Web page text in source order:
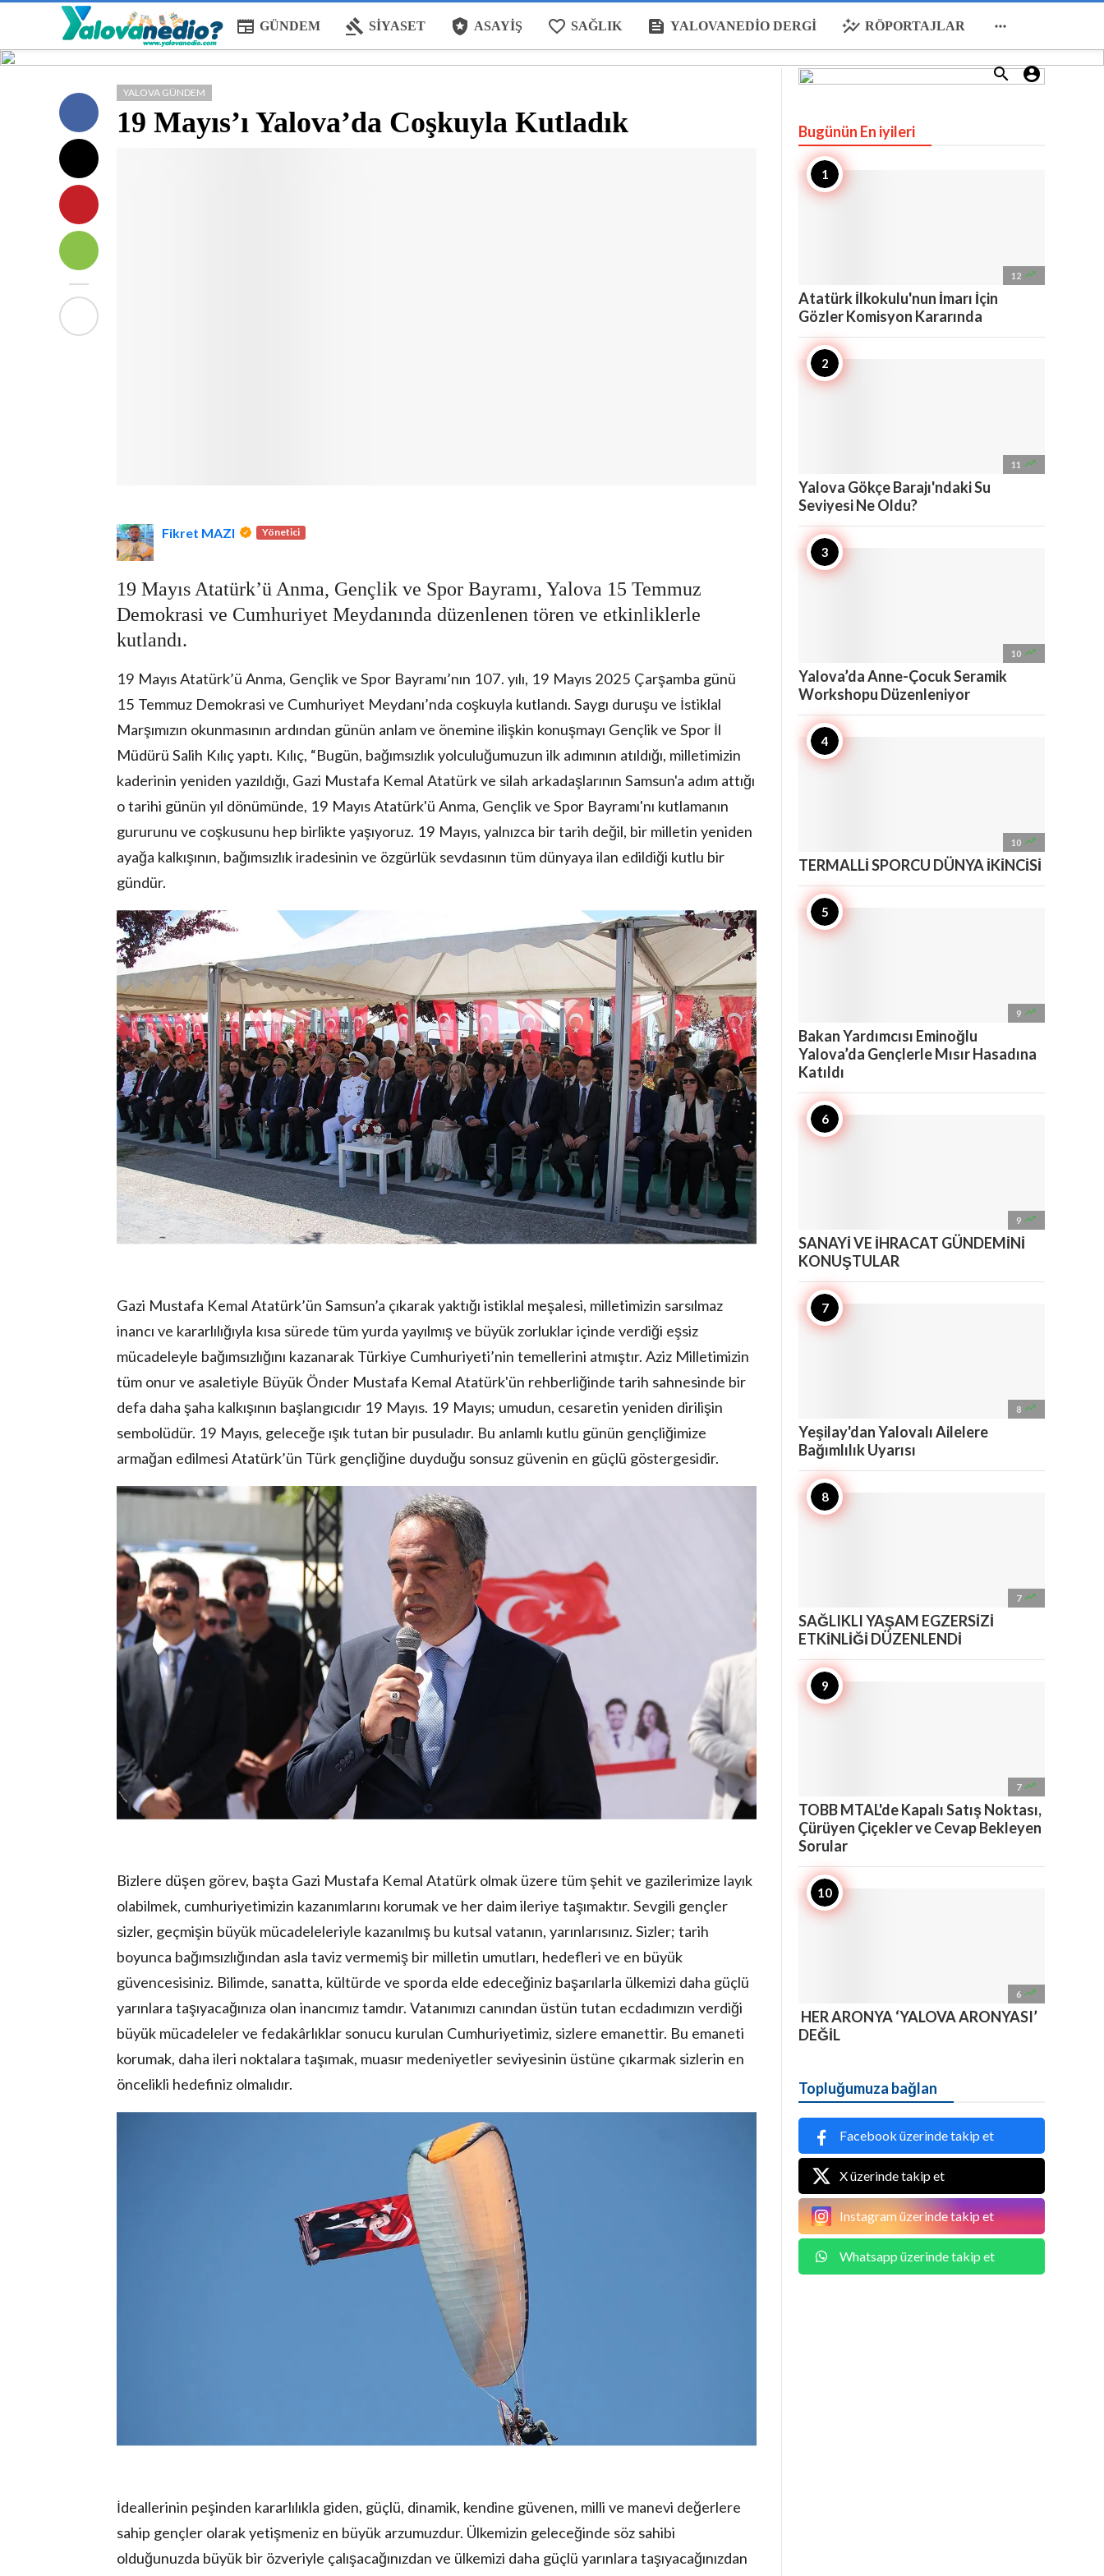
newspaper GÜNDEM gavel SIYASET local_police ASAYIŞ favorite_border SAĞLIK feed YALOVANEDIO DERGI auto_graph RÖPORTAJLAR 
 
YALOVA GÜNDEM
19 Mayıs’ı Yalova’da Coşkuyla Kutladık
Fikret MAZI Yönetici
19 Mayıs Atatürk’ü Anma, Gençlik ve Spor Bayramı, Yalova 15 Temmuz
Demokrasi ve Cumhuriyet Meydanında düzenlenen tören ve etkinliklerle
kutlandı.
19 Mayıs Atatürk’ü Anma, Gençlik ve Spor Bayramı’nın 107. yılı, 19 Mayıs 2025 Çarşamba günü
15 Temmuz Demokrasi ve Cumhuriyet Meydanı’nda coşkuyla kutlandı. Saygı duruşu ve İstiklal
Marşımızın okunmasının ardından günün anlam ve önemine ilişkin konuşmayı Gençlik ve Spor İl
Müdürü Salih Kılıç yaptı. Kılıç, “Bugün, bağımsızlık yolculuğumuzun ilk adımının atıldığı, milletimizin
kaderinin yeniden yazıldığı, Gazi Mustafa Kemal Atatürk ve silah arkadaşlarının Samsun'a adım attığı
o tarihi günün yıl dönümünde, 19 Mayıs Atatürk'ü Anma, Gençlik ve Spor Bayramı'nı kutlamanın
gururunu ve coşkusunu hep birlikte yaşıyoruz. 19 Mayıs, yalnızca bir tarih değil, bir milletin yeniden
ayağa kalkışının, bağımsızlık iradesinin ve özgürlük sevdasının tüm dünyaya ilan edildiği kutlu bir
gündür.
Gazi Mustafa Kemal Atatürk’ün Samsun’a çıkarak yaktığı istiklal meşalesi, milletimizin sarsılmaz
inancı ve kararlılığıyla kısa sürede tüm yurda yayılmış ve büyük zorluklar içinde verdiği eşsiz
mücadeleyle bağımsızlığını kazanarak Türkiye Cumhuriyeti’nin temellerini atmıştır. Aziz Milletimizin
tüm onur ve asaletiyle Büyük Önder Mustafa Kemal Atatürk'ün rehberliğinde tarih sahnesinde bir
defa daha şaha kalkışının başlangıcıdır 19 Mayıs. 19 Mayıs; umudun, cesaretin yeniden dirilişin
sembolüdür. 19 Mayıs, geleceğe ışık tutan bir pusuladır. Bu anlamlı kutlu günün gençliğimize
armağan edilmesi Atatürk’ün Türk gençliğine duyduğu sonsuz güvenin en güçlü göstergesidir.
Bizlere düşen görev, başta Gazi Mustafa Kemal Atatürk olmak üzere tüm şehit ve gazilerimize layık
olabilmek, cumhuriyetimizin kazanımlarını korumak ve her daim ileriye taşımaktır. Sevgili gençler
sizler, geçmişin büyük mücadeleleriyle kazanılmış bu kutsal vatanın, yarınlarısınız. Sizler; tarih
boyunca bağımsızlığından asla taviz vermemiş bir milletin umutları, hedefleri ve en büyük
güvencesisiniz. Bilimde, sanatta, kültürde ve sporda elde edeceğiniz başarılarla ülkemizi daha güçlü
yarınlara taşıyacağınıza olan inancımız tamdır. Vatanımızı canından üstün tutan ecdadımızın verdiği
büyük mücadeleler ve fedakârlıklar sonucu kurulan Cumhuriyetimiz, sizlere emanettir. Bu emaneti
korumak, daha ileri noktalara taşımak, muasır medeniyetler seviyesinin üstüne çıkarmak sizlerin en
öncelikli hedefiniz olmalıdır.
İdeallerinin peşinden kararlılıkla giden, güçlü, dinamik, kendine güvenen, milli ve manevi değerlere
sahip gençler olarak yetişmeniz en büyük arzumuzdur. Ülkemizin geleceğinde söz sahibi
olduğunuzda büyük bir özveriyle çalışacağınızdan ve ülkemizi daha güçlü yarınlara taşıyacağınızdan
Bugünün En iyileri
12 
Atatürk İlkokulu'nun İmarı İçin
Gözler Komisyon Kararında
11 
Yalova Gökçe Barajı'ndaki Su
Seviyesi Ne Oldu?
10 
Yalova’da Anne-Çocuk Seramik
Workshopu Düzenleniyor
10 
TERMALLİ SPORCU DÜNYA İKİNCİSİ
9 
Bakan Yardımcısı Eminoğlu
Yalova’da Gençlerle Mısır Hasadına
Katıldı
9 
SANAYİ VE İHRACAT GÜNDEMİNİ
KONUŞTULAR
8 
Yeşilay'dan Yalovalı Ailelere
Bağımlılık Uyarısı
7 
SAĞLIKLI YAŞAM EGZERSİZİ
ETKİNLİĞİ DÜZENLENDİ
7 
TOBB MTAL'de Kapalı Satış Noktası,
Çürüyen Çiçekler ve Cevap Bekleyen
Sorular
6 
HER ARONYA ‘YALOVA ARONYASI’
DEĞİL
Topluğumuza bağlan
Facebook üzerinde takip et
X üzerinde takip et
Instagram üzerinde takip et
Whatsapp üzerinde takip et